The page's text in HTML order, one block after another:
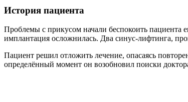
История пациента
Проблемы с прикусом начали беспокоить пациента
имплантация осложнилась. Два синус-лифтинга,
Пациент решил отложить лечение, опасаясь
определённый момент он возобновил поиски